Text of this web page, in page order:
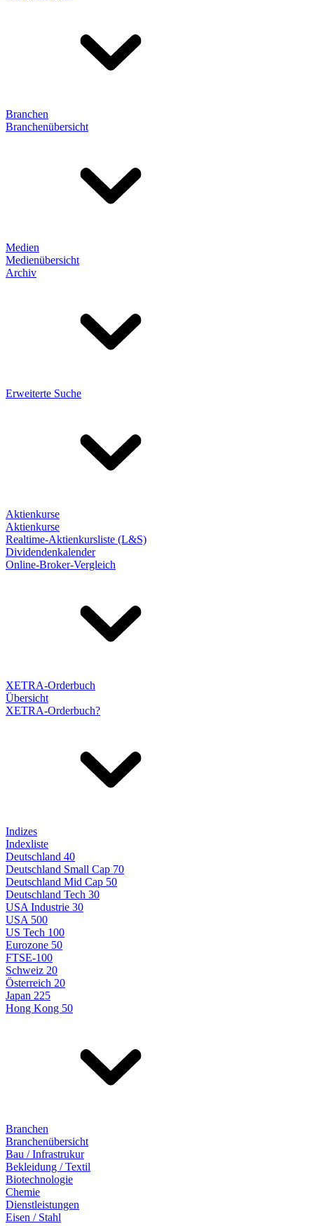
Branchen
Branchenübersicht
Medien
Medienübersicht
Archiv
Erweiterte Suche
Aktienkurse
Aktienkurse
Realtime-Aktienkursliste (L&S)
Dividendenkalender
Online-Broker-Vergleich
XETRA-Orderbuch
Übersicht
XETRA-Orderbuch?
Indizes
Indexliste
Deutschland 40
Deutschland Small Cap 70
Deutschland Mid Cap 50
Deutschland Tech 30
USA Industrie 30
USA 500
US Tech 100
Eurozone 50
FTSE-100
Schweiz 20
Österreich 20
Japan 225
Hong Kong 50
Branchen
Branchenübersicht
Bau / Infrastrukur
Bekleidung / Textil
Biotechnologie
Chemie
Dienstleistungen
Eisen / Stahl